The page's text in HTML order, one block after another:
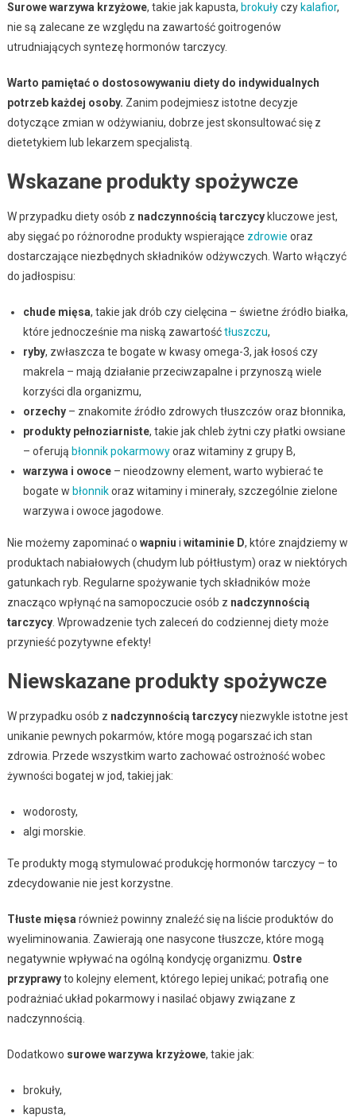
Surowe warzywa krzyżowe, takie jak kapusta, brokułyczy kalafior,
nie są zalecane ze względu na zawartość goitrogenów
utrudniających syntezę hormonów tarczycy.
Warto pamiętać o dostosowywaniu diety do indywidualnych
potrzeb każdej osoby. Zanim podejmiesz istotne decyzje
dotyczące zmian w odżywianiu, dobrze jest skonsultować się z
dietetykiem lub lekarzem specjalistą.
Wskazane produkty spożywcze
W przypadku diety osób z nadczynnością tarczycykluczowe jest,
aby sięgać po różnorodne produkty wspierające zdrowie oraz
dostarczające niezbędnych składników odżywczych. Warto włączyć
do jadłospisu:
chude mięsa, takie jak drób czy cielęcina – świetne źródło białka,
które jednocześnie ma niską zawartośćtłuszczu,
ryby, zwłaszcza te bogate w kwasy omega-3, jak łosoś czy
makrela – mają działanie przeciwzapalne i przynoszą wiele
korzyści dla organizmu,
orzechy– znakomite źródło zdrowych tłuszczów oraz błonnika,
produkty pełnoziarniste, takie jak chleb żytni czy płatki owsiane
– oferują błonnik pokarmowyoraz witaminy z grupy B,
warzywa i owoce– nieodzowny element, warto wybierać te
bogate w błonnikoraz witaminy i minerały, szczególnie zielone
warzywa i owoce jagodowe.
Nie możemy zapominać o wapniu i witaminie D, które znajdziemy w
produktach nabiałowych (chudym lub półtłustym) oraz w niektórych
gatunkach ryb. Regularne spożywanie tych składników może
znacząco wpłynąć na samopoczucie osób z nadczynnością
tarczycy. Wprowadzenie tych zaleceń do codziennej diety może
przynieść pozytywne efekty!
Niewskazane produkty spożywcze
W przypadku osób z nadczynnością tarczycyniezwykle istotne jest
unikanie pewnych pokarmów, które mogą pogarszać ich stan
zdrowia. Przede wszystkim warto zachować ostrożność wobec
żywności bogatej w jod, takiej jak:
wodorosty,
algi morskie.
Te produkty mogą stymulować produkcję hormonów tarczycy – to
zdecydowanie nie jest korzystne.
Tłuste mięsarównież powinny znaleźć się na liście produktów do
wyeliminowania. Zawierają one nasycone tłuszcze, które mogą
negatywnie wpływać na ogólną kondycję organizmu. Ostre
przyprawyto kolejny element, którego lepiej unikać; potrafią one
podrażniać układ pokarmowy i nasilać objawy związane z
nadczynnością.
Dodatkowo surowe warzywa krzyżowe, takie jak:
brokuły,
kapusta,